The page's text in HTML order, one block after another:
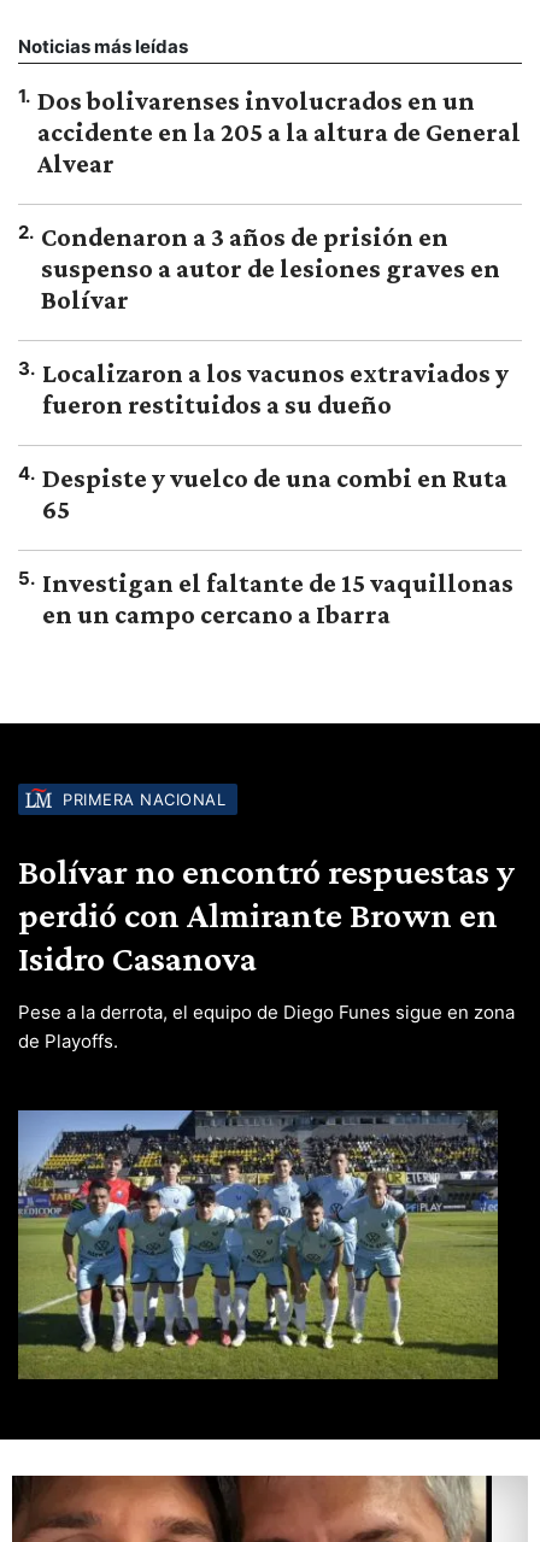
Noticias más leídas
1. Dos bolivarenses involucrados en un
accidente en la 205 a la altura de General
Alvear
2. Condenaron a 3 años de prisión en
suspenso a autor de lesiones graves en
Bolívar
3. Localizaron a los vacunos extraviados y
fueron restituidos a su dueño
4. Despiste y vuelco de una combi en Ruta
65
5. Investigan el faltante de 15 vaquillonas
en un campo cercano a Ibarra
PRIMERA NACIONAL
Bolívar no encontró respuestas y
perdió con Almirante Brown en
Isidro Casanova
Pese a la derrota, el equipo de Diego Funes sigue en zona
de Playoffs.